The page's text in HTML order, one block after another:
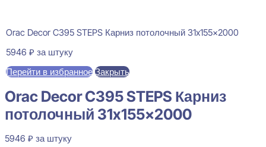
Orac Decor C395 STEPS Карниз потолочный 31x155x2000
5946 ₽ за штуку
Перейти в избранное Закрыть
Orac Decor C395 STEPS Карниз
потолочный 31x155x2000
5946 ₽ за штуку